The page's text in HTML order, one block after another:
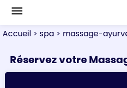
menu
Accueil > spa > massage-
Réservez votre